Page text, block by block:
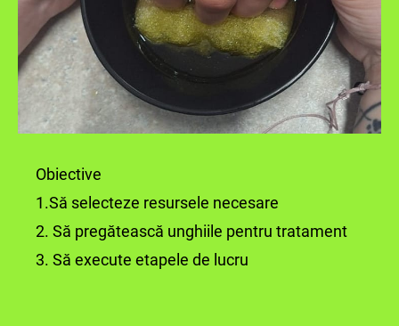
Obiective
1.Să selecteze resursele necesare
2. Să pregătească unghiile pentru tratament
3. Să execute etapele de lucru